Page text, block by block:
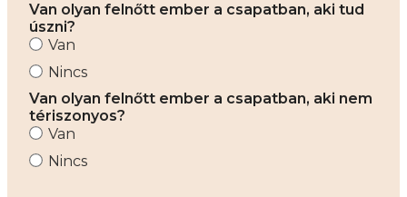
Van olyan felnőtt ember a csapatban, aki tud
úszni?
Van
Nincs
Van olyan felnőtt ember a csapatban, aki nem
tériszonyos?
Van
Nincs